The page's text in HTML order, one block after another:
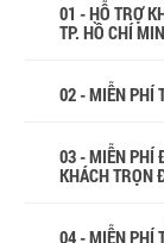
01 - HỖ TRỢ
TP. HỒ CHÍ
02 - MIỄN PHÍ
03 - MIỄN PHÍ
KHÁCH TRỌN
04 - MIỄN PHÍ